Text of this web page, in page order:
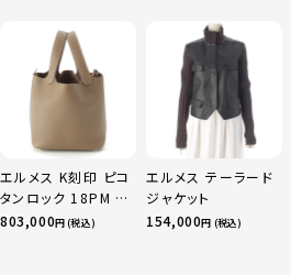
ニティ リング 指輪 マ
ルチカラー 50 51
52 24.9g
エルメス K刻印 ピコ
タンロック 18PM ト
リヨン ハンドバッグ
803,000円 (税込)
エルメス テーラード
ジャケット
154,000円 (税込)